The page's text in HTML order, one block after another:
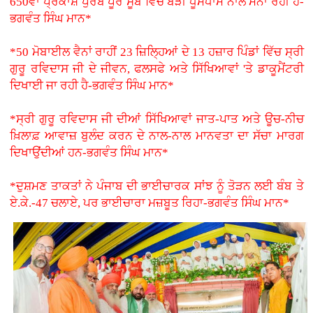
ਭਗਵੰਤ ਸਿੰਘ ਮਾਨ*
*50 ਮੋਬਾਈਲ ਵੈਨਾਂ ਰਾਹੀਂ 23 ਜ਼ਿਲ੍ਹਿਆਂ ਦੇ 13 ਹਜ਼ਾਰ ਪਿੰਡਾਂ ਵਿੱਚ ਸ੍ਰੀ
ਗੁਰੂ ਰਵਿਦਾਸ ਜੀ ਦੇ ਜੀਵਨ, ਫਲਸਫੇ ਅਤੇ ਸਿੱਖਿਆਵਾਂ 'ਤੇ ਡਾਕੂਮੈਂਟਰੀ
ਦਿਖਾਈ ਜਾ ਰਹੀ ਹੈ-ਭਗਵੰਤ ਸਿੰਘ ਮਾਨ*
*ਸ੍ਰੀ ਗੁਰੂ ਰਵਿਦਾਸ ਜੀ ਦੀਆਂ ਸਿੱਖਿਆਵਾਂ ਜਾਤ-ਪਾਤ ਅਤੇ ਊਚ-ਨੀਚ
ਖ਼ਿਲਾਫ਼ ਆਵਾਜ਼ ਬੁਲੰਦ ਕਰਨ ਦੇ ਨਾਲ-ਨਾਲ ਮਾਨਵਤਾ ਦਾ ਸੱਚਾ ਮਾਰਗ
ਦਿਖਾਉਂਦੀਆਂ ਹਨ-ਭਗਵੰਤ ਸਿੰਘ ਮਾਨ*
*ਦੁਸ਼ਮਣ ਤਾਕਤਾਂ ਨੇ ਪੰਜਾਬ ਦੀ ਭਾਈਚਾਰਕ ਸਾਂਝ ਨੂੰ ਤੋੜਨ ਲਈ ਬੰਬ ਤੇ
ਏ.ਕੇ.-47 ਚਲਾਏ, ਪਰ ਭਾਈਚਾਰਾ ਮਜ਼ਬੂਤ ਰਿਹਾ-ਭਗਵੰਤ ਸਿੰਘ ਮਾਨ*